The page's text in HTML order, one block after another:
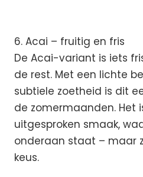
6. Acai – fruitig en fris
De Acai-variant is iets
de rest. Met een lichte
subtiele zoetheid is dit
de zomermaanden. Het
uitgesproken smaak,
onderaan staat – maar
keus.